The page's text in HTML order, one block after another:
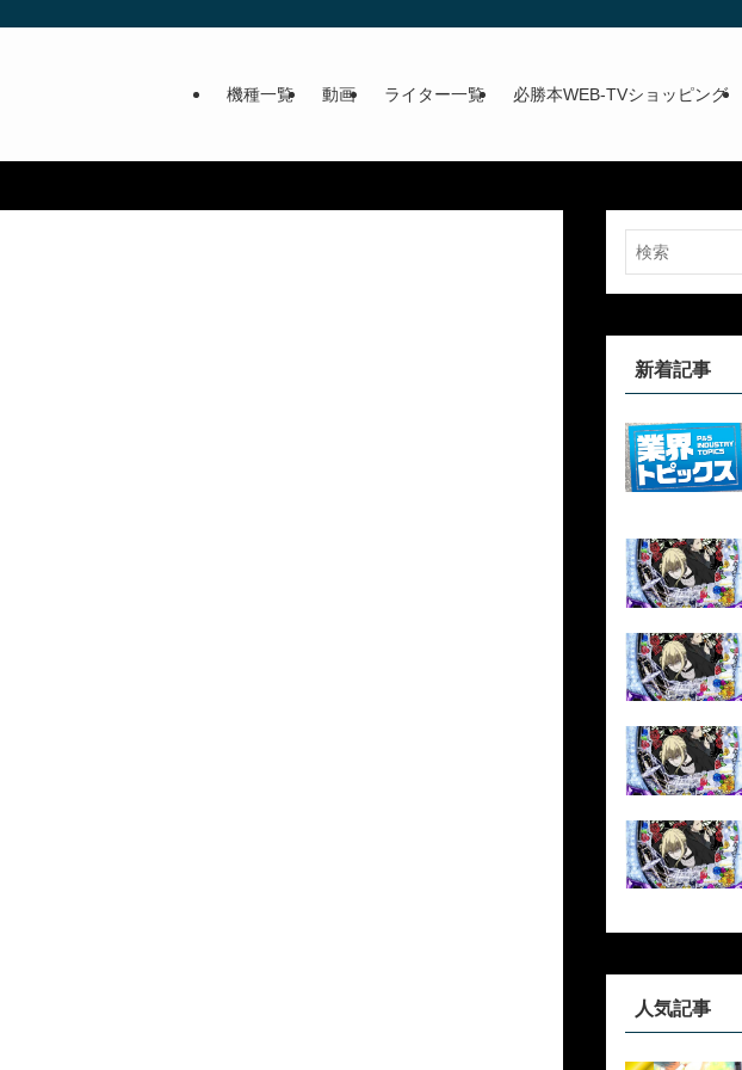
機種一覧 動画 ライター一覧 必勝本WEB-TVショッピング
新着記事
人気記事